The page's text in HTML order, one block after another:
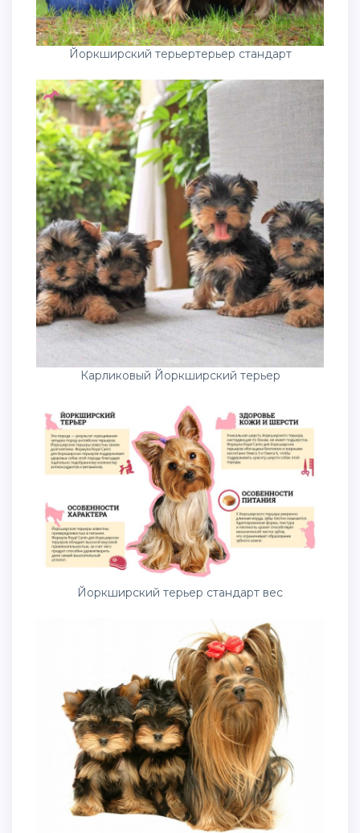
Йоркширский терьертерьер стандарт
Карликовый Йоркширский терьер
Йоркширский терьер стандарт вес